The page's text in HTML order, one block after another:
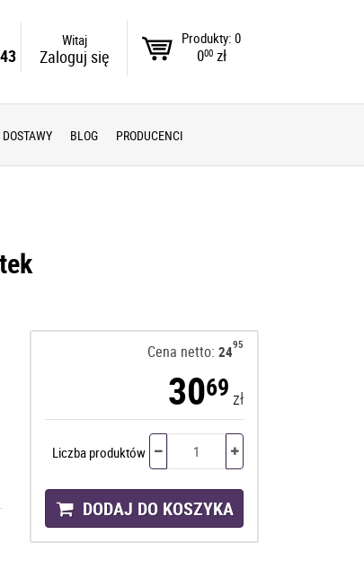
Witaj
Zaloguj się
Produkty: 0
000zł
BLOG PRODUCENCI
Cena netto: 2495
3069 zł
Liczba produktów
DODAJ DO KOSZYKA